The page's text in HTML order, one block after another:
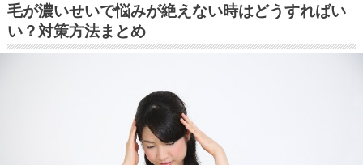
毛が濃いせいで悩みが絶えない時はどうすればい
い？対策方法まとめ